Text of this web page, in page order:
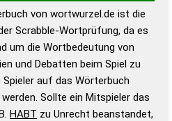
eines semantischen
gute Anhaltspunkte zu
und Wortform, um die
das Scrabble-Spiel zu
Turnier Scrabble-
von wortwurzel.de ist die
Scrabble-Wortprüfung, da es
um die Wortbedeutung von
und Debatten beim Spiel zu
auf das Wörterbuch
Sollte ein Mitspieler das
HABT zu Unrecht beanstandet,